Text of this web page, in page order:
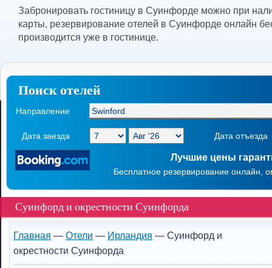
Забронировать гостиницу в Суинфорде можно при
карты, резервирование отелей в Суинфорде онлайн
производится уже в гостинице.
Поиск отелей
Направление
Дата заезда Дата отъезда
Лучшие цены
Бесплатное резервирование онлайн,
Суинфорд и окрестности Суинфорда
Главная — Отели — Ирландия — Суинфорд и
окрестности Суинфорда